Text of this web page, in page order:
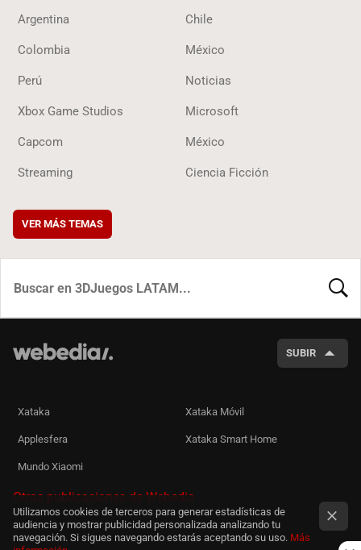
Argentina Chile
Colombia México
Perú Noticias
Xbox Game Studios Microsoft
Capcom México
Streaming Ciencia Ficción
VER MÁS TEMAS
SUBIR
Xataka Xataka Móvil
Applesfera Xataka Smart Home
Mundo Xiaomi
Otras publicaciones de Webedia
Utilizamos cookies de terceros para generar estadísticas de
audiencia y mostrar publicidad personalizada analizando tu
navegación. Si sigues navegando estarás aceptando su uso. Más